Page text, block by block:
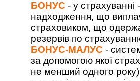
БОНУС - у
надходження, що
страховиком, що
резервів по
БОНУС-МАЛУС -
за допомогою якої
не менший одного